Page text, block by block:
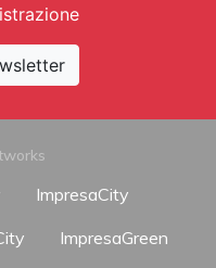
ImpresaCity
ImpresaGreen